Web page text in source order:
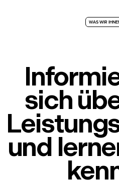
WAS WIR
sich
und